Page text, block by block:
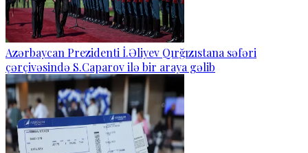
Azərbaycan Prezidenti İ.Əliyev Qırğızıstana səfəri
çərçivəsində S.Caparov ilə bir araya gəlib